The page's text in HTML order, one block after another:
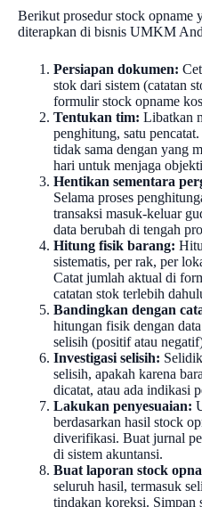
Berikut prosedur stock opname
diterapkan di bisnis UMKM
Persiapan dokumen:
stok dari sistem (catatan
formulir stock opname
Tentukan tim: Libatkan
penghitung, satu
tidak sama dengan yang
hari untuk menjaga
Hentikan sementara
Selama proses
transaksi masuk-keluar
data berubah di tengah
Hitung fisik barang:
sistematis, per rak, per
Catat jumlah aktual di
catatan stok terlebih
Bandingkan dengan
hitungan fisik dengan
selisih (positif atau
Investigasi selisih:
selisih, apakah karena
dicatat, atau ada indikasi
Lakukan penyesuaian:
berdasarkan hasil stock
diverifikasi. Buat jurnal
di sistem akuntansi.
Buat laporan stock
seluruh hasil, termasuk
tindakan koreksi. Simpan